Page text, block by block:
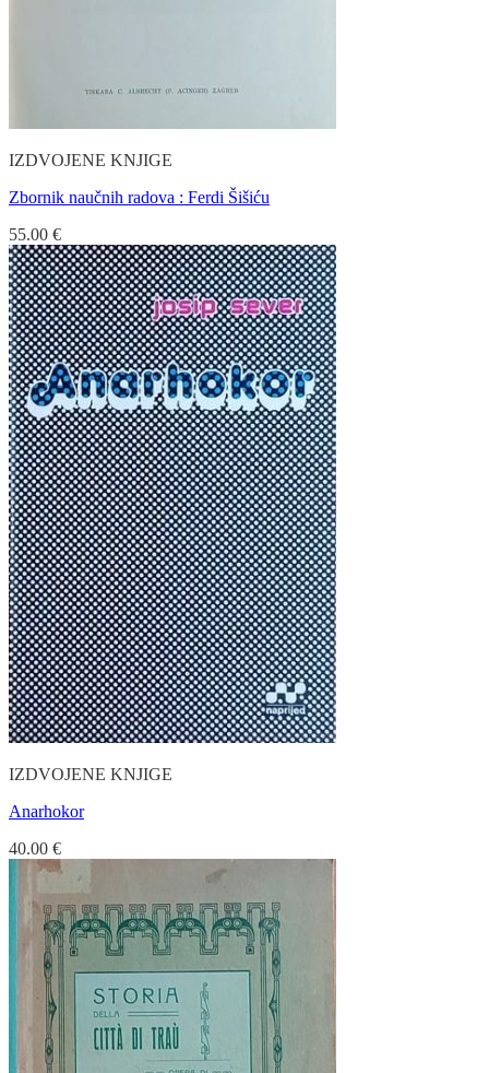
IZDVOJENE KNJIGE
Zbornik naučnih radova : Ferdi Šišiću
55.00 €
IZDVOJENE KNJIGE
Anarhokor
40.00 €